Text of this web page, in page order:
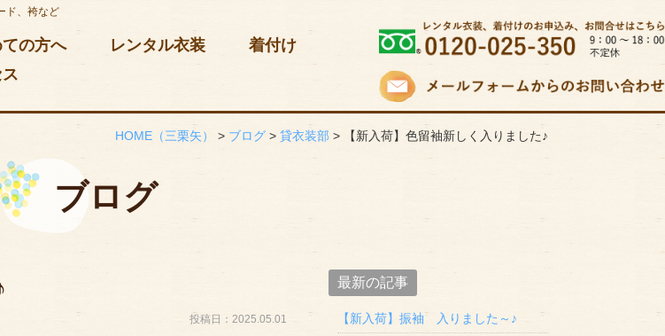
ド、袴など
の方へ レンタル衣装
着付け
HOME （三栗矢） > ブログ > 貸衣装部 > 【新入荷】色留袖新しく入りました♪
ブログ
投稿日：2025.05.01
最新の記事
【新入荷】振袖 入りました～♪